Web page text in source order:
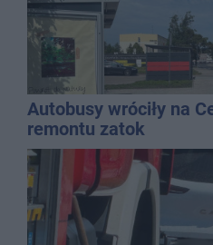
Autobusy wróciły na
remontu zatok